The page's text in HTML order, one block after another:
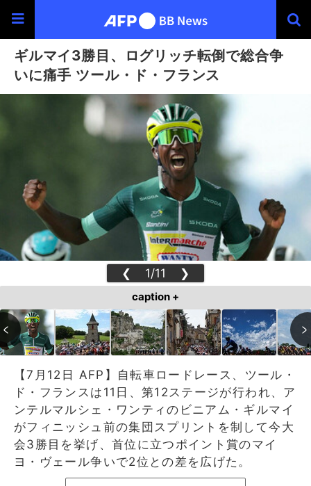
ギルマイ3勝目、ログリッチ転倒で総合争
いに痛手 ツール・ド・フランス
❮ 1/11 ❯
caption +
【7月12日 AFP】自転車ロードレース、ツール・
ド・フランスは11日、第12ステージが行われ、ア
ンテルマルシェ・ワンティのビニアム・ギルマイ
がフィニッシュ前の集団スプリントを制して今大
会3勝目を挙げ、首位に立つポイント賞のマイ
ヨ・ヴェール争いで2位との差を広げた。